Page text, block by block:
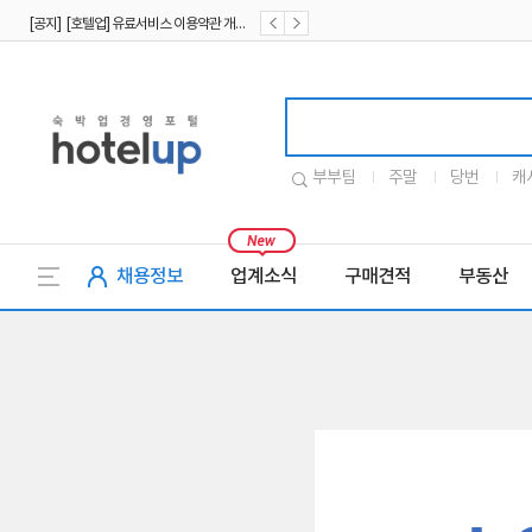
부부팀 주말 당번 캐
채용정보 업계소식 구매견적 부동산